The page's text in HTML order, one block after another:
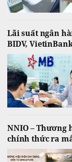
Lãi suất ngân
BIDV,
NNIO – Thương
chính thức ra